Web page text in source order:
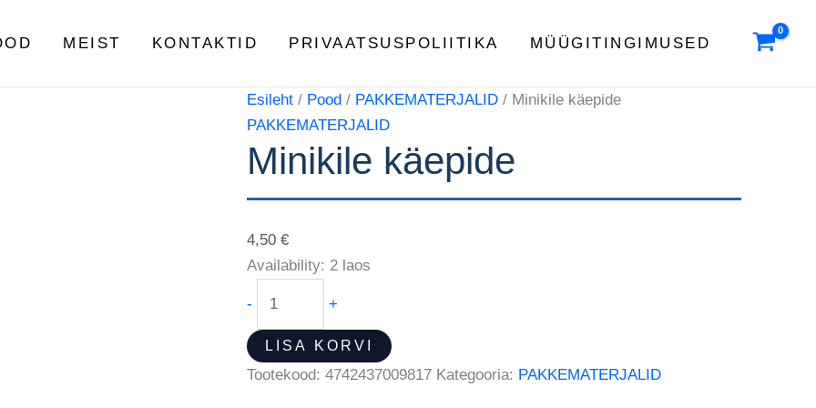
MEIST KONTAKTID PRIVAATSUSPOLIITIKA MÜÜGITINGIMUSED
Esileht / Pood / PAKKEMATERJALID / Minikile käepide
PAKKEMATERJALID
Minikile käepide
4,50€
Availability: 2 laos
-
käepide
+
LISA KORVI
Tootekood:4742437009817 Kategooria: PAKKEMATERJALID